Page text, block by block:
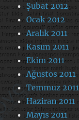
Şubat 2012
Ocak 2012
Aralık 2011
Kasım 2011
Ekim 2011
Ağustos 2011
Temmuz 2011
Haziran 2011
Mayıs 2011